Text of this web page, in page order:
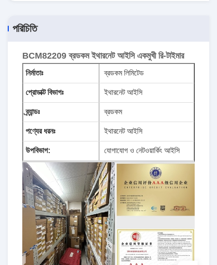
পরিচিতি
BCM82209 ব্রডকম ইথারনেট আইসি একমুখী রি-টাইমার
নির্মাতাঃ ব্রডকম লিমিটেড
প্রোডাক্ট বিভাগঃ ইথারনেট আইসি
ব্র্যান্ডঃ ব্রডকম
পণ্যের ধরনঃ ইথারনেট আইসি
উপবিভাগ: যোগাযোগ ও নেটওয়ার্কিং আইসি